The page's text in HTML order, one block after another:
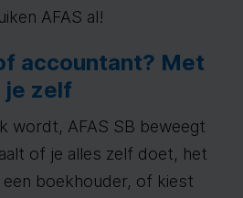
AFAS al!
accountant? Met
je zelf
wordt, AFAS SB beweegt
of je alles zelf doet, het
boekhouder, of kiest